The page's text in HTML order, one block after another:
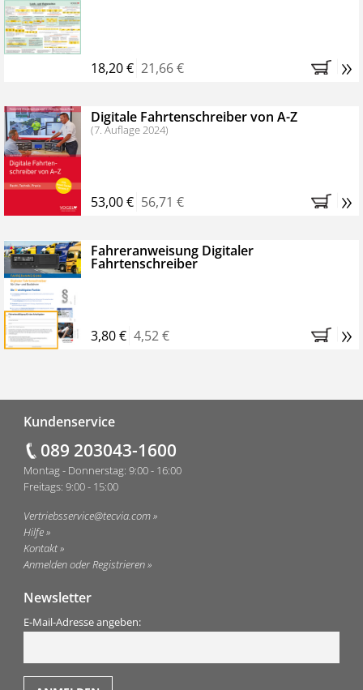
Bestellen Sie jetzt das VerkehrsRundschau Profipaket im
Kennenlern-Abo für zwei Monate (inkl. der derzeitig
Monaten brauchen Sie nichts weiter tun, das
Abonnement endet automatisch, es entstehen keine
weiteren Verpflichtungen.
18,20 € 21,66 € »
Digitale Fahrtenschreiber von A-Z
(7. Auflage 2024)
53,00 € 56,71 € »
Fahreranweisung Digitaler
Fahrtenschreiber
3,80 € 4,52 € »
Kundenservice
089 203043-1600
Montag - Donnerstag: 9:00 - 16:00
Freitags: 9:00 - 15:00
Vertriebsservice@tecvia.com
Hilfe
Kontakt
Anmelden oder Registrieren
Newsletter
E-Mail-Adresse angeben: